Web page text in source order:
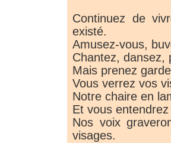
Continuez de
existé.
Amusez-vous,
Chantez, dansez,
Mais prenez
Vous verrez vos
Notre chaire en
Et vous
Nos voix
visages.